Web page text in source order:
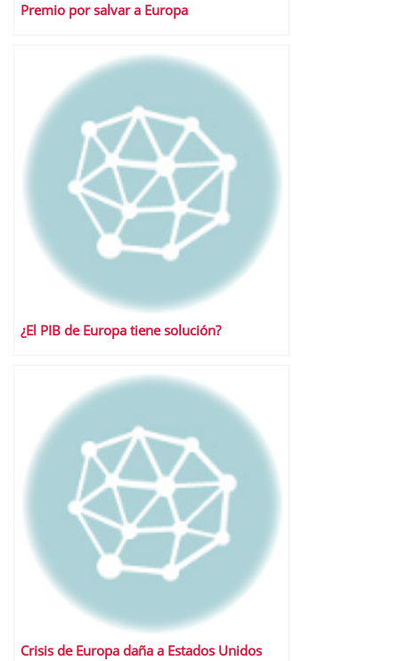
Premio por salvar a Europa
¿El PIB de Europa tiene solución?
Crisis de Europa daña a Estados Unidos